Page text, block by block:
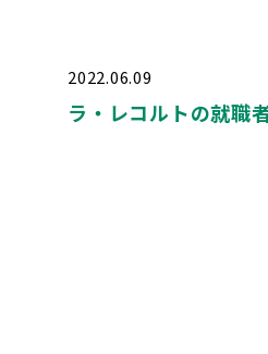
2022.06.09
ラ・レコルトの就職